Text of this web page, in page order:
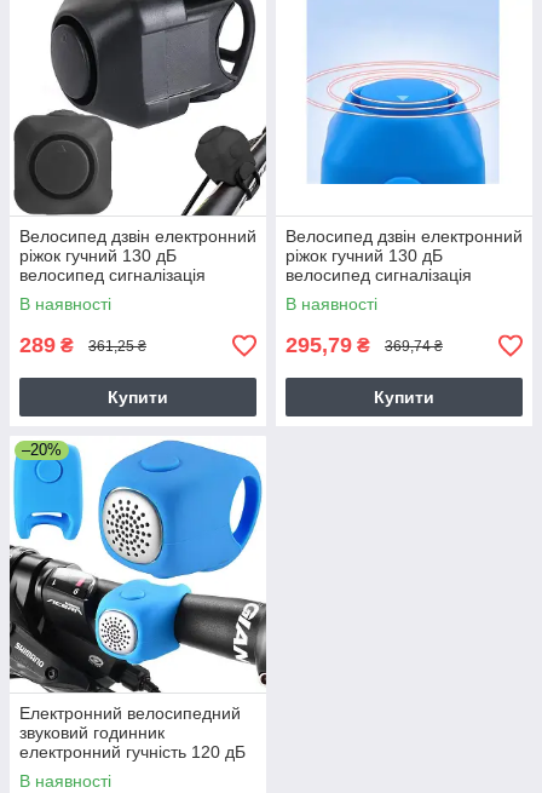
Велосипед дзвін електронний
ріжок гучний 130 дБ
велосипед сигналізація
сирена
В наявності
289 ₴ 361,25 ₴
Купити
Велосипед дзвін електронний
ріжок гучний 130 дБ
велосипед сигналізація
сирена
В наявності
295,79 ₴ 369,74 ₴
Купити
–20%
Електронний велосипедний
звуковий годинник
електронний гучність 120 дБ
водовідштовхувальні
В наявності